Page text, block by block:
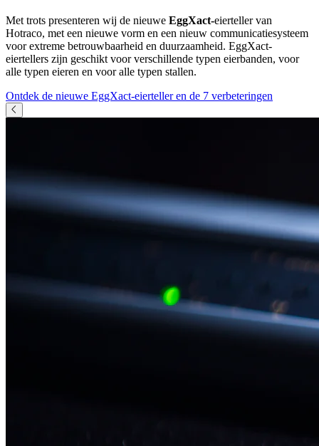
Met trots presenteren wij de nieuwe EggXact-eierteller van
Hotraco, met een nieuwe vorm en een nieuw communicatiesysteem
voor extreme betrouwbaarheid en duurzaamheid. EggXact-
eiertellers zijn geschikt voor verschillende typen eierbanden, voor
alle typen eieren en voor alle typen stallen.
Ontdek de nieuwe EggXact-eierteller en de 7 verbeteringen